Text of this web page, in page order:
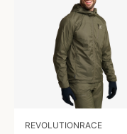
REVOLUTIONRACE